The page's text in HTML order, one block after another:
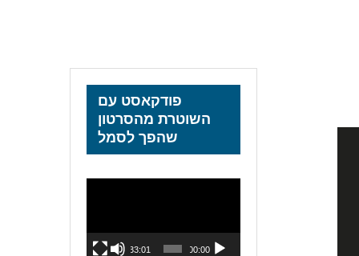
פודקאסט עם
השוטרת מהסרטון
שהפך לסמל
00:00
33:01